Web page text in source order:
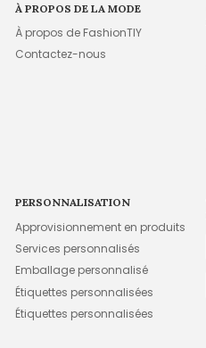
À PROPOS DE LA MODE
À propos de FashionTIY
Contactez-nous
PERSONNALISATION
Approvisionnement en produits
Services personnalisés
Emballage personnalisé
Étiquettes personnalisées
Étiquettes personnalisées